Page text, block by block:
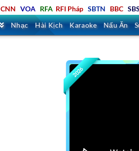
CNN VOA RFA RFI Pháp SBTN BBC
Nhạc Hài Kịch Karaoke Nấu Ăn
2026